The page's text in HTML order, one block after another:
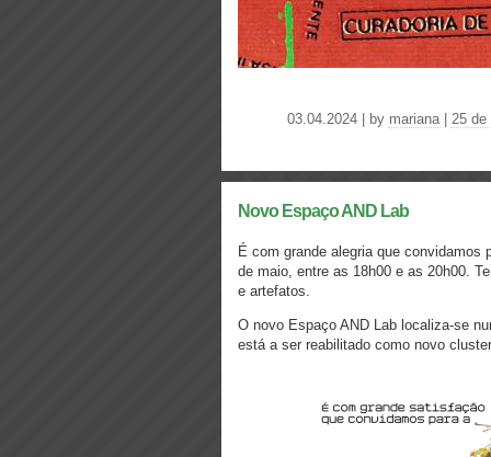
03.04.2024 | by mariana| 25 de
Novo Espaço AND Lab
É com grande alegria que convidamos
de maio, entre as 18h00 e as 20h00.
e artefatos.
O novo Espaço AND Lab localiza-se
está a ser reabilitado como novo